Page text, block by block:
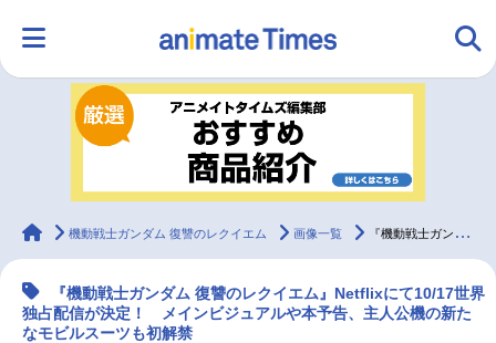
ランキング アニメ
ラジオ
マンガ・ラノベ ゲーム・アプリ 音楽 コスプレ
animateTimes
機動戦士ガンダム 復讐のレクイエム 画像一覧 『機動戦士ガンダム 復讐のレクイエム』Netflixで10/17世界独占配信！
『機動戦士ガンダム 復讐のレクイエム』Netflixにて10/17世界
独占配信が決定！ メインビジュアルや本予告、主人公機の新た
なモビルスーツも初解禁